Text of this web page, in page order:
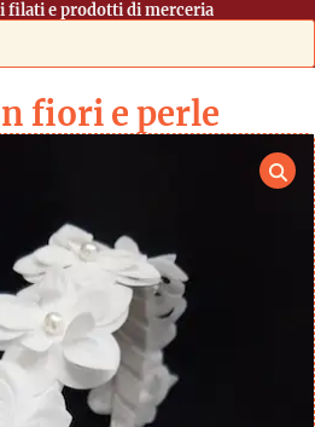
filati e prodotti di merceria
fiori e perle